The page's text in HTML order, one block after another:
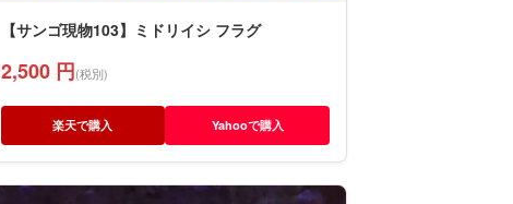
【サンゴ現物103】ミドリイシ フラグ
2,500 円(税別)
楽天で購入 Yahooで購入